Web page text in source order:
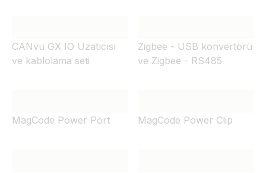
CANvu GX IO Uzatıcısı
ve kablolama seti
Zigbee - USB konvertörü
ve Zigbee - RS485
MagCode Power Port MagCode Power Clip